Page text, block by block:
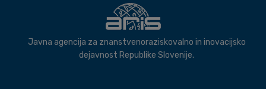
Javna agencija za znanstvenoraziskovalno in inovacijsko
dejavnost Republike Slovenije.